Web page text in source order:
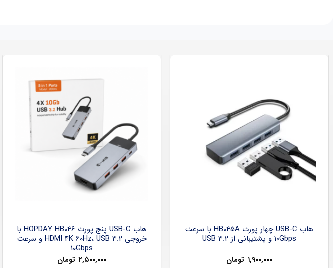
هاب USB-C چهار پورت HB045A با سرعت
10Gbps و پشتیبانی از USB 3.2
۱,۹۰۰,۰۰۰ تومان
هاب USB-C پنج پورت HOPDAY HB046 با
خروجی HDMI 4K 60Hz، USB 3.2 و سرعت
10Gbps
۲,۵۰۰,۰۰۰ تومان